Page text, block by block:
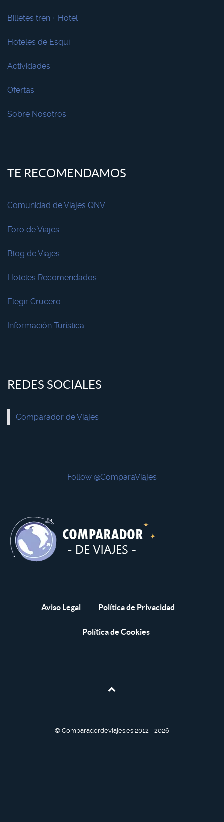
Billetes tren + Hotel
Hoteles de Esquí
Actividades
Ofertas
Sobre Nosotros
TE RECOMENDAMOS
Comunidad de Viajes QNV
Foro de Viajes
Blog de Viajes
Hoteles Recomendados
Elegir Crucero
Información Turística
REDES SOCIALES
Comparador de Viajes
Follow @ComparaViajes
Aviso Legal Política de Privacidad
Política de Cookies
© Comparadordeviajes.es 2012 - 2026